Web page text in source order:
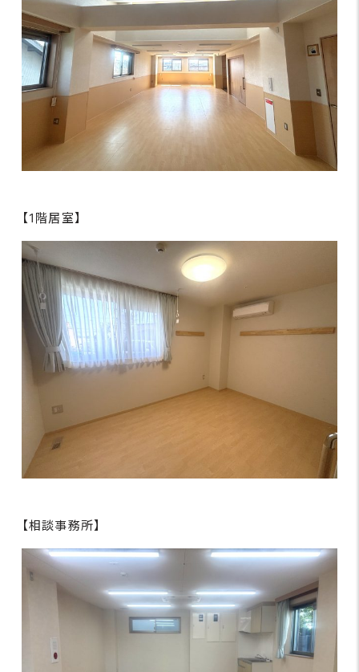
【1階居室】
【相談事務所】